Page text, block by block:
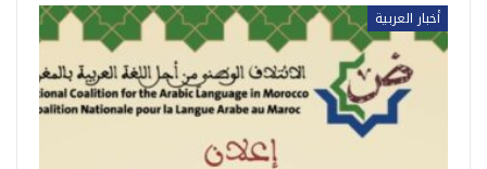
أخبار العربية